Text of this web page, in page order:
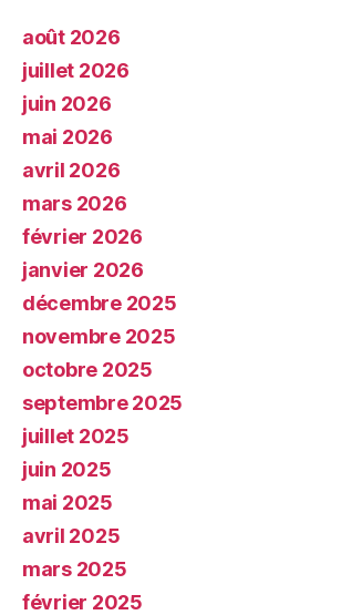
août 2026
juillet 2026
juin 2026
mai 2026
avril 2026
mars 2026
février 2026
janvier 2026
décembre 2025
novembre 2025
octobre 2025
septembre 2025
juillet 2025
juin 2025
mai 2025
avril 2025
mars 2025
février 2025